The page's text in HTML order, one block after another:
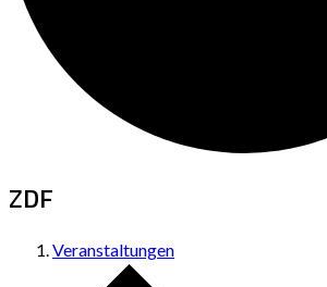
ZDF
Veranstaltungen